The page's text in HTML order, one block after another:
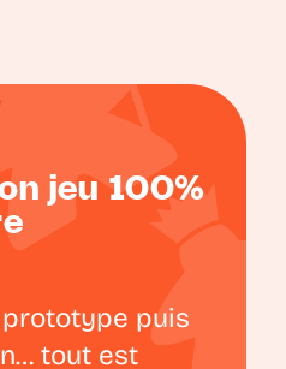
jeu 100%
prototype puis
tout est